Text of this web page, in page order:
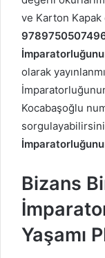
ve Karton Kapak
olarak
İmparatorluğunun
Kocabaşoğlu
Bizans
Yaşamı